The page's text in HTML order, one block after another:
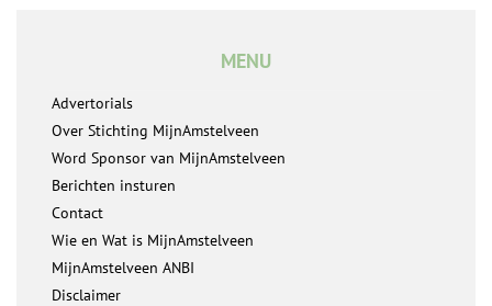
MENU
Advertorials
Over Stichting MijnAmstelveen
Word Sponsor van MijnAmstelveen
Berichten insturen
Contact
Wie en Wat is MijnAmstelveen
MijnAmstelveen ANBI
Disclaimer